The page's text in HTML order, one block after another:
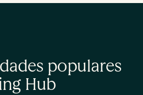
populares
Hub